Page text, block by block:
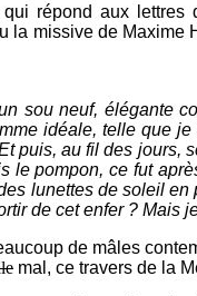
répond aux
la missive de
sou neuf, élégante
idéale, telle que
puis, au fil des
pompon, ce fut
lunettes de soleil
de cet enfer ? Mais
de mâles
mal, ce travers de la